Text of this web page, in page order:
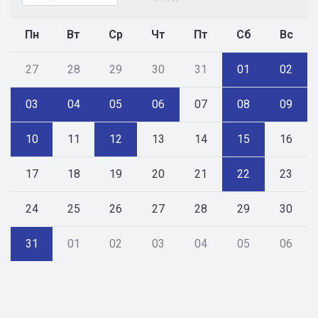
Пн Вт Ср Чт Пт Сб Вс
27 28 29 30 31 01 02
03 04 05 06 07 08 09
10 11 12 13 14 15 16
17 18 19 20 21 22 23
24 25 26 27 28 29 30
31 01 02 03 04 05 06